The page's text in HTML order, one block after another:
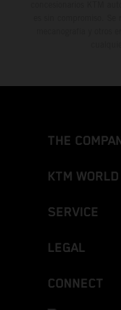
THE
KTM WORLD
SERVICE
LEGAL
CONNECT